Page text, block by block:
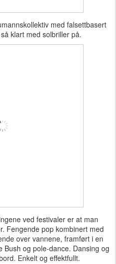
med falsettbasert
klart med solbriller på.
ved festivaler er at man
Fengende pop kombinert med
over vannene, framført i en
Bush og pole-dance. Dansing og
Enkelt og effektfullt.